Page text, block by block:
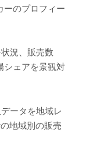
ーのプロフィー
況、販売数
シェアを景観対
ータを地域レ
地域別の販売